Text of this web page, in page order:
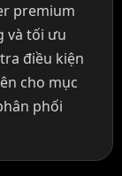
premium
và tối ưu
điều kiện
cho mục
phối